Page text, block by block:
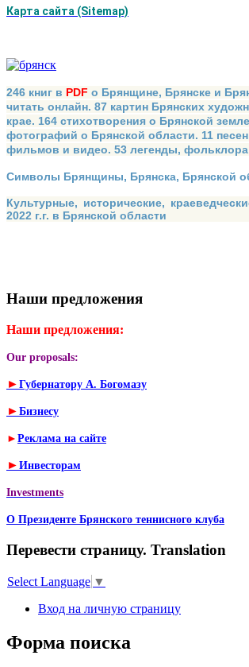
Карта сайта (Sitemap)
246 книг в PDF о Брянщине, Брянске и
читать онлайн. 87 картин Брянских
крае. 164 стихотворения о Брянской
фотографий о Брянской области. 11
фильмов и видео. 53 легенды, фольклора
Символы Брянщины, Брянска, Брянской
Культурные, исторические,
2022 г.г. в Брянской области
Наши предложения
Наши предложения:
Our proposals:
► Губернатору А. Богомазу
► Бизнесу
► Реклама на сайте
► Инвесторам
Investments
О Президенте Брянского теннисного клуба
Перевести страницу. Translation
Select Language ▼
Вход на личную страницу
Форма поиска